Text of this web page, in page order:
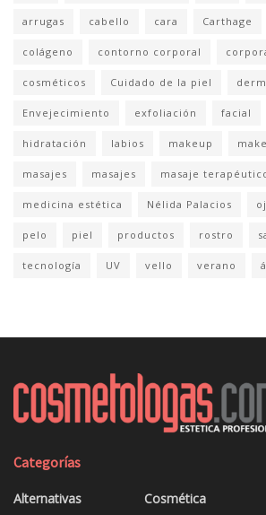
arrugas cabello cara Carthage
colágeno contorno corporal
cosméticos Cuidado de la piel
Envejecimiento exfoliación facial
hidratación labios makeup
masajes masajes masaje
medicina estética Nélida Palacios
pelo piel productos rostro
tecnología UV vello verano
Categorías
Alternativas
Cosmética